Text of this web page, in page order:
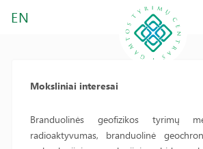
EN
Moksliniai interesai
Branduolinės geofizikos tyrimų
radioaktyvumas, branduolinė